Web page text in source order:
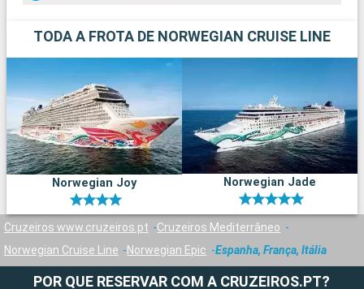
TODA A FROTA DE NORWEGIAN CRUISE LINE
Norwegian Joy Norwegian Jade
Cruzeiros www.cruzeiros.pt
Cruzeiros Mediterrâneo
Norwegian Cruise Line
Norwegian Epic Espanha, França, Itália
POR QUE RESERVAR COM A CRUZEIROS.PT?